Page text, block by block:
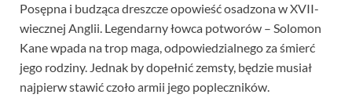
Posępna i budząca dreszcze opowieść osadzona w XVII-
wiecznej Anglii. Legendarny łowca potworów – Solomon
Kane wpada na trop maga, odpowiedzialnego za śmierć
jego rodziny. Jednak by dopełnić zemsty, będzie musiał
najpierw stawić czoło armii jego popleczników.